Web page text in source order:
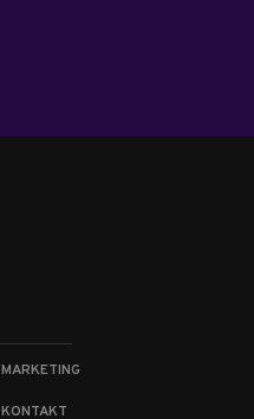
MARKETING
KONTAKT